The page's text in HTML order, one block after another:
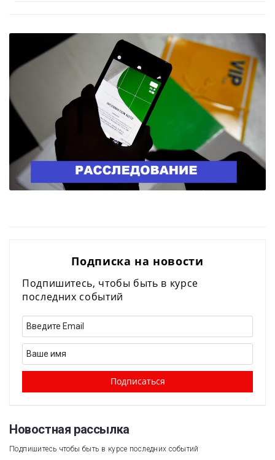
Подписка на новости
Подпишитесь, чтобы быть в курсе
последних событий
Новостная рассылка​
Подпишитесь чтобы быть в курсе последних событий